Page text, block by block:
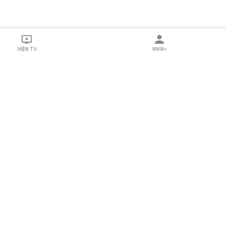
लाईव्ह TV सकाळ+